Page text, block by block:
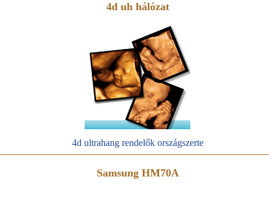
4d uh hálózat
4d ultrahang rendelők országszerte
Samsung HM70A